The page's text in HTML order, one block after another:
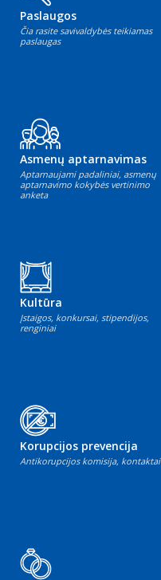
Paslaugos
Čia rasite savivaldybės teikiamas
paslaugas
Asmenų aptarnavimas
Aptarnaujami padaliniai, asmenų
aptarnavimo kokybės vertinimo
anketa
Kultūra
Įstaigos, konkursai, stipendijos,
renginiai
Korupcijos prevencija
Antikorupcijos komisija, kontaktai